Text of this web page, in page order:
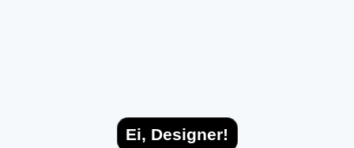
Ei, Designer!